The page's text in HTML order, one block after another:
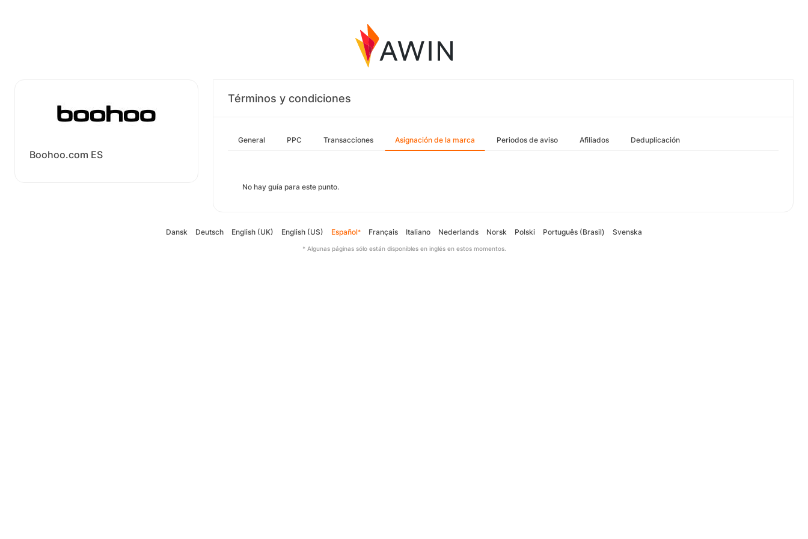
Boohoo.com ES
Términos y condiciones
General PPC Transacciones Asignación de la marca Periodos de aviso Afiliados Deduplicación
No hay guía para este punto.
Dansk Deutsch English (UK) English (US) Español* Français Italiano Nederlands Norsk Polski Português (Brasil) Svenska
* Algunas páginas sólo están disponibles en inglés en estos momentos.